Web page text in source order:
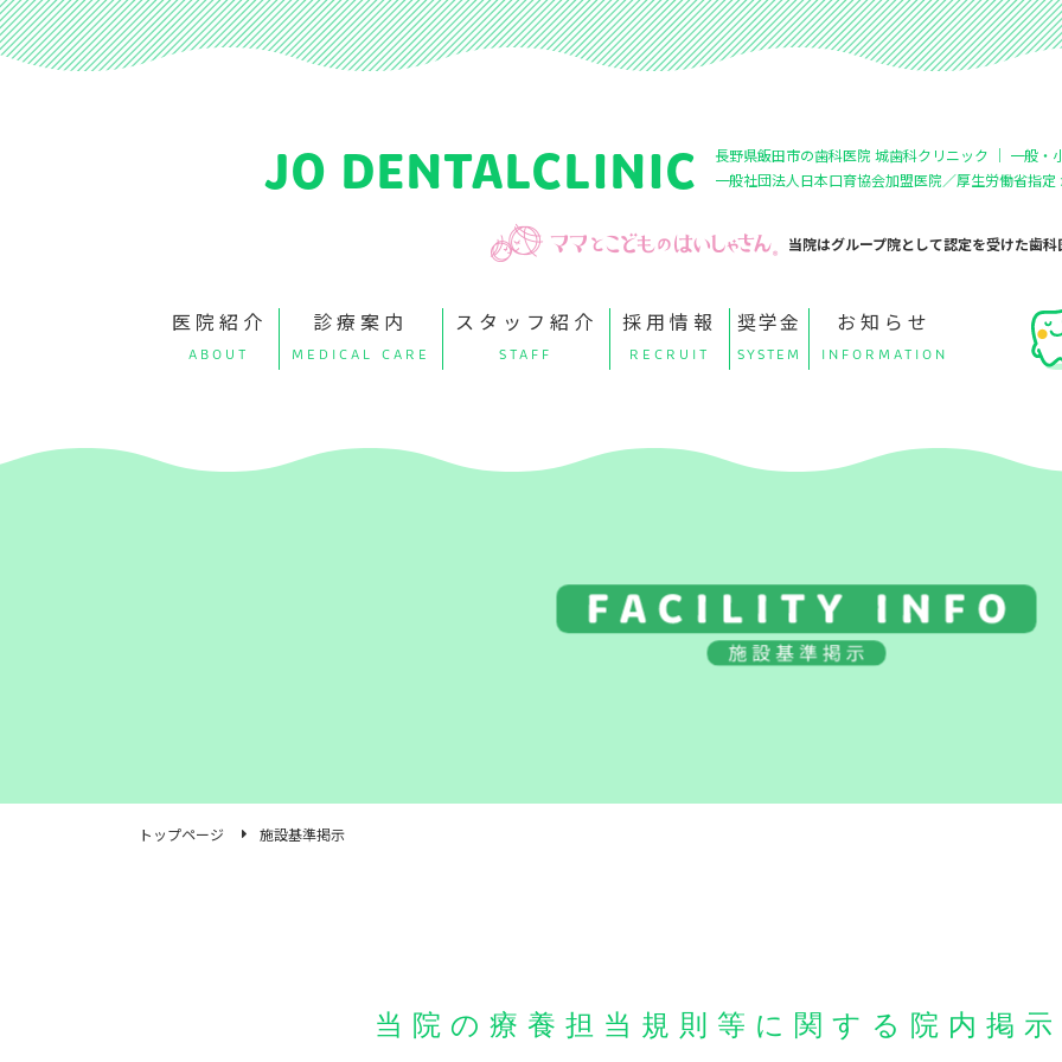
JO DENTALCLINIC
長野県飯田市の歯科医院 城歯科クリニック ｜ 一般
一般社団法人日本口育協会加盟医院／厚生労働省指
当院はグループ院として認定を受けた歯科
医院紹介
ABOUT
診療案内
MEDICAL CARE
スタッフ紹介
STAFF
採用情報
RECRUIT
奨学金
SYSTEM
お知らせ
INFORMATION
トップページ 施設基準掲示
当院の療養担当規則等に関する院内掲